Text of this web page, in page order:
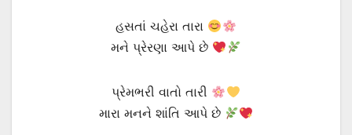
હસતાં ચહેરા તારા
મને પ્રેરણા આપે છે
પ્રેમભરી વાતો તારી
મારા મનને શાંતિ આપે છે